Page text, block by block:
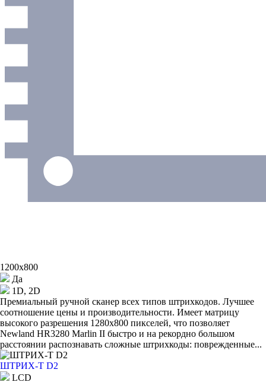
1200x800
Да
1D, 2D
Премиальный ручной сканер всех типов штрихкодов. Лучшее
соотношение цены и производительности. Имеет матрицу
высокого разрешения 1280x800 пикселей, что позволяет
Newland HR3280 Marlin II быстро и на рекордно большом
расстоянии распознавать сложные штрихкоды: поврежденные...
ШТРИХ-T D2
LCD